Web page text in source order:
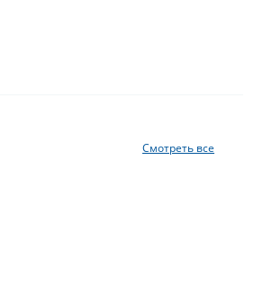
Смотреть все